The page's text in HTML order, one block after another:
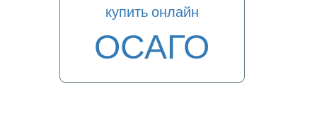
купить онлайн
ОСАГО